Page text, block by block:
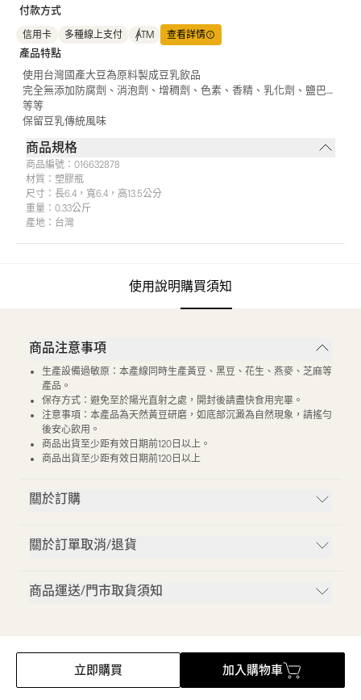
付款方式
信用卡 多種線上支付 ATM 查看詳情
產品特點
使用台灣國產大豆為原料製成豆乳飲品
完全無添加防腐劑、消泡劑、增稠劑、色素、香精、乳化劑、鹽巴….
等等
保留豆乳傳統風味
商品規格
商品編號： 016632878
材質： 塑膠瓶
尺寸： 長6.4，寬6.4，高13.5公分
重量： 0.33公斤
產地： 台灣
使用說明購買須知
商品注意事項
生產設備過敏原：本產線同時生產黃豆、黑豆、花生、燕麥、芝麻等
產品。
保存方式：避免至於陽光直射之處，開封後請盡快食用完畢。
注意事項：本產品為天然黃豆研磨，如底部沉澱為自然現象，請搖勻
後安心飲用。
商品出貨至少距有效日期前120日以上。
商品出貨至少距有效日期前120日以上
關於訂購
關於訂單取消/退貨
商品運送/門市取貨須知
立即購買 加入購物車